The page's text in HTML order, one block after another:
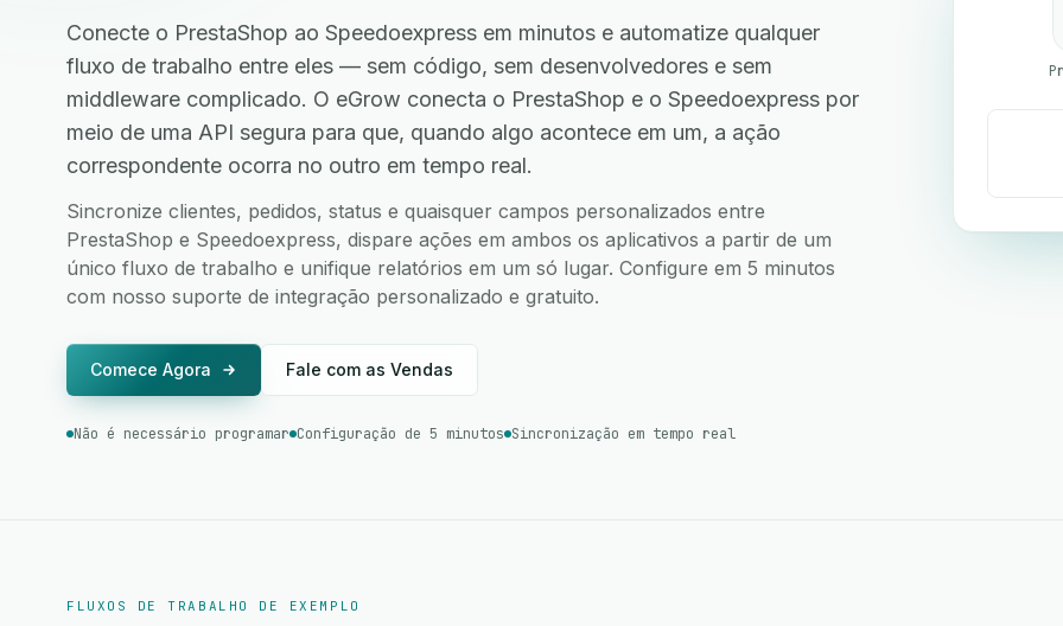
Conecte o PrestaShop ao Speedoexpress em minutos e automatize qualquer
fluxo de trabalho entre eles — sem código, sem desenvolvedores e sem
middleware complicado. O eGrow conecta o PrestaShop e o Speedoexpress por
meio de uma API segura para que, quando algo acontece em um, a ação
correspondente ocorra no outro em tempo real.
Sincronize clientes, pedidos, status e quaisquer campos personalizados entre
PrestaShop e Speedoexpress, dispare ações em ambos os aplicativos a partir de um
único fluxo de trabalho e unifique relatórios em um só lugar. Configure em 5 minutos
com nosso suporte de integração personalizado e gratuito.
Comece Agora Fale com as Vendas
Não é necessário programar Configuração de 5 minutos Sincronização em tempo real
FLUXOS DE TRABALHO DE EXEMPLO